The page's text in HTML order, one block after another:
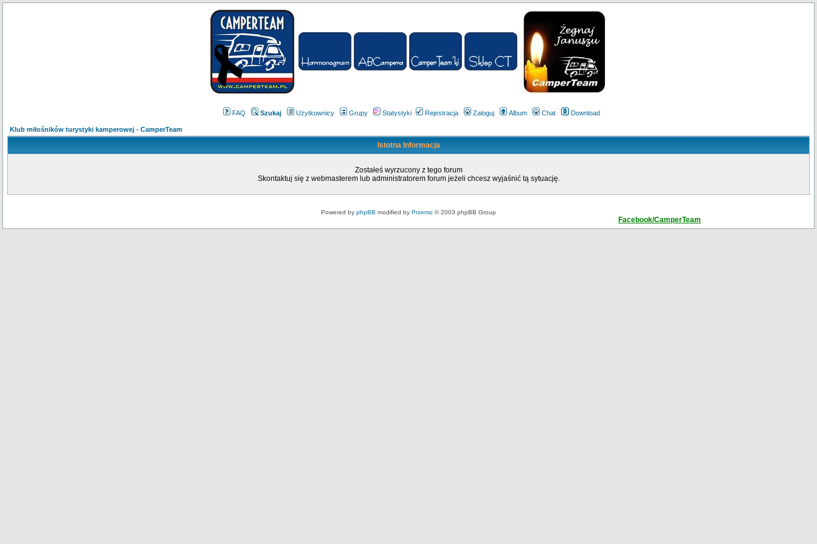
FAQ Szukaj Użytkownicy Grupy Statystyki Rejestracja Zaloguj Album Chat Download
Klub miłośników turystyki kamperowej - CamperTeam
Istotna Informacja
Zostałeś wyrzucony z tego forum
Skontaktuj się z webmasterem lub administratorem forum jeżeli chcesz wyjaśnić tą sytuację.
Powered by phpBB modified by Przemo © 2003 phpBB Group
Facebook/CamperTeam